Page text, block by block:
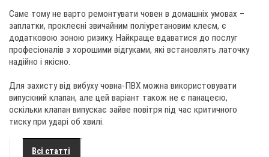
Саме тому не варто ремонтувати човен в домашніх умовах –
заплатки, проклеєні звичайним поліуретановим клеєм, є
додатковою зоною ризику. Найкраще вдаватися до послуг
професіоналів з хорошими відгуками, які встановлять латочку
надійно і якісно.
Для захисту від вибуху човна-ПВХ можна використовувати
випускний клапан, але цей варіант також не є панацеєю,
оскільки клапан випускає зайве повітря під час критичного
тиску при ударі об хвилі.
Всі статті